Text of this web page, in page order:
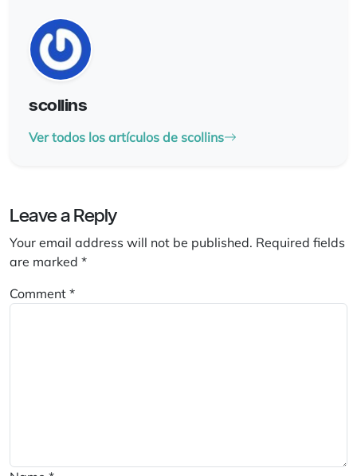
scollins
Ver todos los artículos de scollins
Leave a Reply
Your email address will not be published. Required fields
are marked *
Comment *